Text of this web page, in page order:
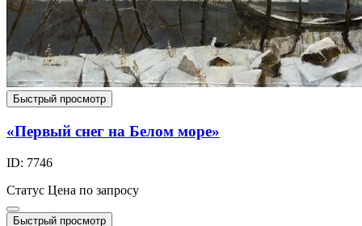
Быстрый просмотр
«Первый снег на Белом море»
ID: 7746
Статус Цена по запросу
Быстрый просмотр